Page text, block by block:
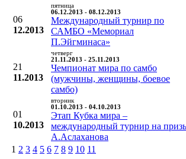
06
12.2013
пятница
06.12.2013 - 08.12.2013
Международный турнир по
САМБО «Мемориал
П.Эйгминаса»
21
11.2013
четверг
21.11.2013 - 25.11.2013
Чемпионат мира по самбо
(мужчины, женщины, боевое
самбо)
01
10.2013
вторник
01.10.2013 - 04.10.2013
Этап Кубка мира –
международный турнир на
А.Аслаханова
1 2 3 4 5 6 7 8 9 10 11